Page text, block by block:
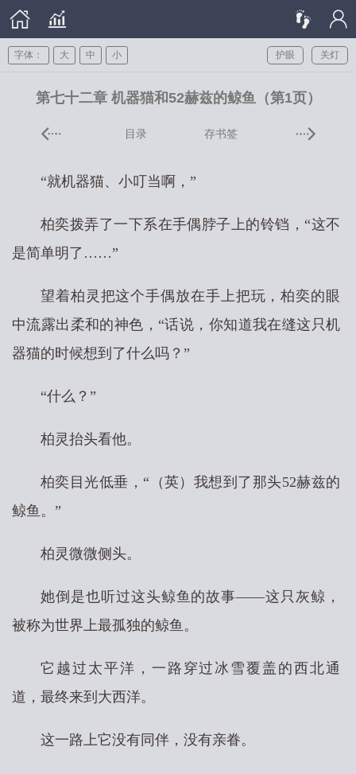
关灯
护眼
字体： 大 中 小
第七十二章 机器猫和52赫兹的鲸鱼（第1页）
目录 存书签
“就机器猫、小叮当啊，”
柏奕拨弄了一下系在手偶脖子上的铃铛，“这不
是简单明了……”
望着柏灵把这个手偶放在手上把玩，柏奕的眼
中流露出柔和的神色，“话说，你知道我在缝这只机
器猫的时候想到了什么吗？”
“什么？”
柏灵抬头看他。
柏奕目光低垂，“（英）我想到了那头52赫兹的
鲸鱼。”
柏灵微微侧头。
她倒是也听过这头鲸鱼的故事——这只灰鲸，
被称为世界上最孤独的鲸鱼。
它越过太平洋，一路穿过冰雪覆盖的西北通
道，最终来到大西洋。
这一路上它没有同伴，没有亲眷。